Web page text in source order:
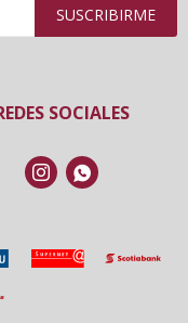
SUSCRIBIRME
SOCIALES
 